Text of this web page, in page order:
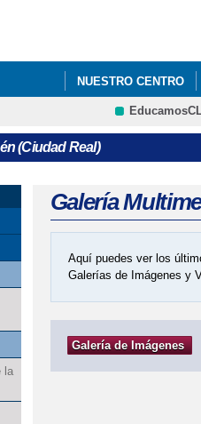
NUESTRO CENTRO
PLAN DIGITAL DE
LISTADO LIBROS
PLAN DIGITAL DE
(Ciudad Real)
aquí
la
Galería
Aquí puedes ver los
Galerías de Imágenes y
Galería de Imágenes